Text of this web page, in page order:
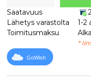
Saatavuus
Lähetys varastolta
1-2
Toimitusmaksu
*
GoWish